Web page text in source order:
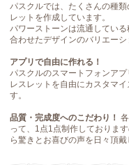
パスクルでは、たくさんの種
レットを作成しています。
パワーストーンは流通してい
合わせたデザインのバリエーシ
アプリで自由に作れる！
パスクルのスマートフォンア
レスレットを自由にカスタマ
す。
品質・完成度へのこだわり！
って、1点1点制作しておりま
ら驚きとお喜びの声を日々頂戴